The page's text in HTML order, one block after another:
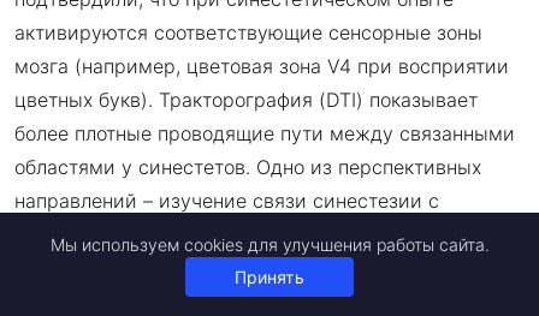
активируются соответствующие сенсорные зоны
мозга (например, цветовая зона V4 при восприятии
цветных букв). Тракторография (DTI) показывает
более плотные проводящие пути между связанными
областями у синестетов. Одно из перспективных
направлений – изучение связи синестезии с
повышенным вниманием и перцептивным
. Есть гипотеза, что это не атавизм, а
эволюционное преимущество – более «связанный»
Мы используем cookies для улучшения работы сайта.
Принять